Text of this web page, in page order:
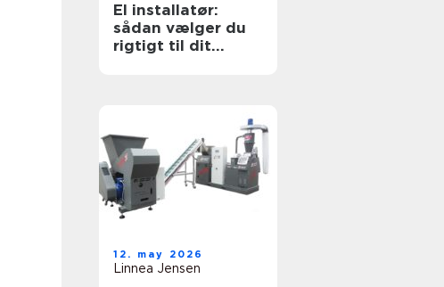
El installatør:
sådan vælger du
rigtigt til dit
12. may 2026
Linnea Jensen